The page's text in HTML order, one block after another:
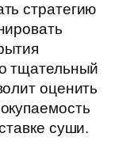
стратегию
тщательный
оценить
суши.